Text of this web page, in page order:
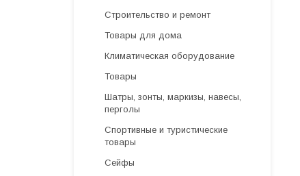
Строительство и ремонт
Товары для дома
Климатическая оборудование
Товары
Шатры, зонты, маркизы, навесы,
перголы
Спортивные и туристические
товары
Сейфы